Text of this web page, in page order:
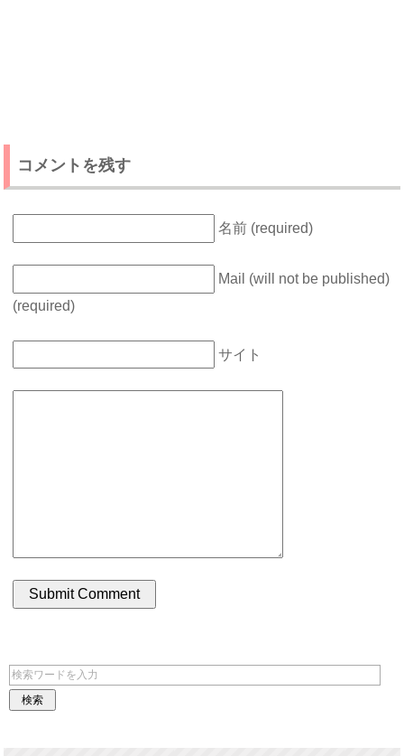
コメントを残す
名前 (required)
Mail (will not be published)
(required)
サイト